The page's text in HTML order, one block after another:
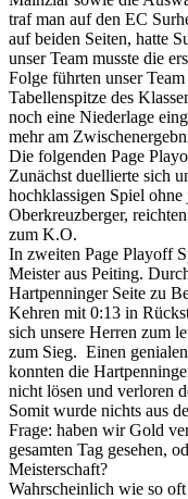
traf man auf den EC
auf beiden Seiten, hatte
unser Team musste die
Folge führten unser
Tabellenspitze des
noch eine Niederlage
mehr am
Die folgenden Page
Zunächst duellierte sich
hochklassigen Spiel
Oberkreuzberger,
zum K.O.
In zweiten Page Playoff
Meister aus Peiting.
Hartpenninger Seite zu
Kehren mit 0:13 in
sich unsere Herren zum
zum Sieg. Einen
konnten die
nicht lösen und verloren
Somit wurde nichts aus
Frage: haben wir Gold
gesamten Tag gesehen,
Meisterschaft?
Wahrscheinlich wie so